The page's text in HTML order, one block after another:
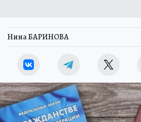
Нина БАРИНОВА